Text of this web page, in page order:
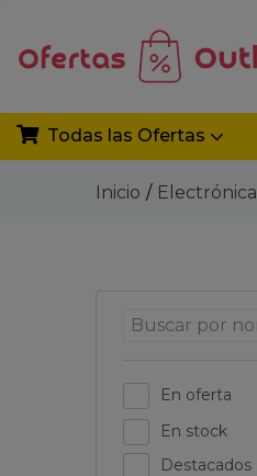
Todas las Ofertas
Inicio Electrónica
En oferta
En stock
Destacados